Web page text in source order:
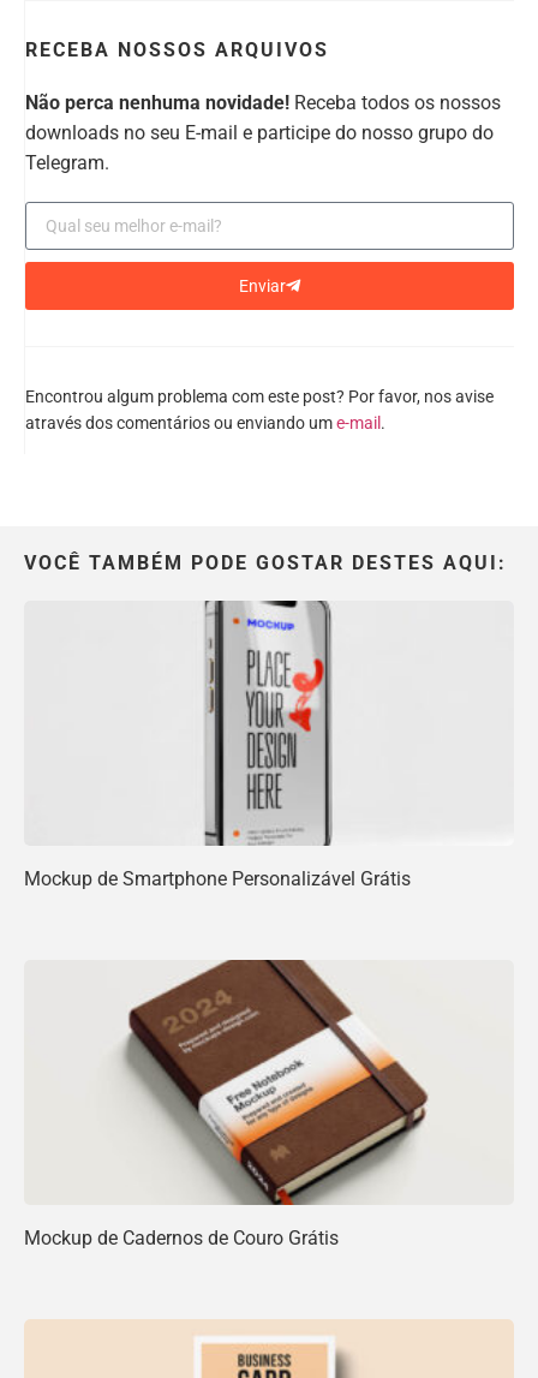
RECEBA NOSSOS ARQUIVOS
Não perca nenhuma novidade! Receba todos os nossos
downloads no seu E-mail e participe do nosso grupo do
Telegram.
Enviar
Encontrou algum problema com este post? Por favor, nos avise
através dos comentários ou enviando ume-mail .
VOCÊ TAMBÉM PODE GOSTAR DESTES AQUI:
Mockup de Smartphone Personalizável Grátis
Mockup de Cadernos de Couro Grátis